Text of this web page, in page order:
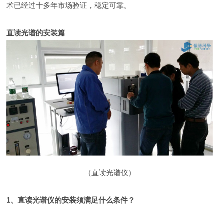
术已经过十多年市场验证，稳定可靠。
直读光谱的安装篇
（直读光谱仪）
1、直读光谱仪的安装须满足什么条件？